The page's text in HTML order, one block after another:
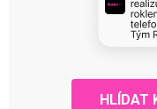
HLÍDAT